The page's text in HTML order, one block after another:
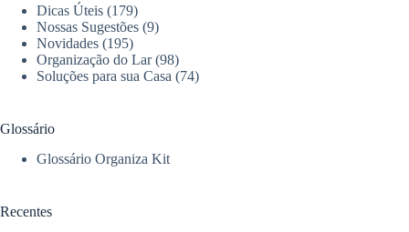
Dicas Úteis (179)
Nossas Sugestões (9)
Novidades (195)
Organização do Lar(98)
Soluções para sua Casa (74)
Glossário
Glossário Organiza Kit
Recentes